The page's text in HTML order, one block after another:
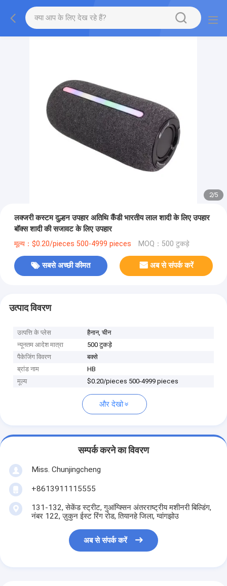
2/5
लक्जरी कस्टम दुल्हन उपहार अतिथि कैंडी भारतीय लाल शादी के लिए उपहार
बॉक्स शादी की सजावट के लिए उपहार
मूल्य：$0.20/pieces 500-4999 pieces MOQ：500 टुकड़े
सबसे अच्छी कीमत अब से संपर्क करें
उत्पाद विवरण
उत्पत्ति के प्लेस
हैनान, चीन
न्यूनतम आदेश मात्रा
500 टुकड़े
पैकेजिंग विवरण
बक्से
ब्रांड नाम
HB
मूल्य
$0.20/pieces 500-4999 pieces
और देखो
सम्पर्क करने का विवरण
Miss. Chunjingcheng
+8613911115555
131-132, सेकेंड स्ट्रीट, गुआंग्क्सिन अंतरराष्ट्रीय मशीनरी बिल्डिंग,
नंबर 122, ज़ुकुन ईस्ट रिंग रोड, तियानहे जिला, ग्वांगझोउ
अब से संपर्क करें